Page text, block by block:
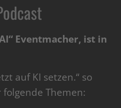
Eventmacher, ist in
auf KI setzen.“ so
Themen: